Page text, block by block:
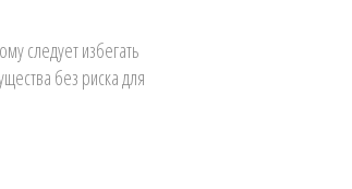
следует избегать
без риска для